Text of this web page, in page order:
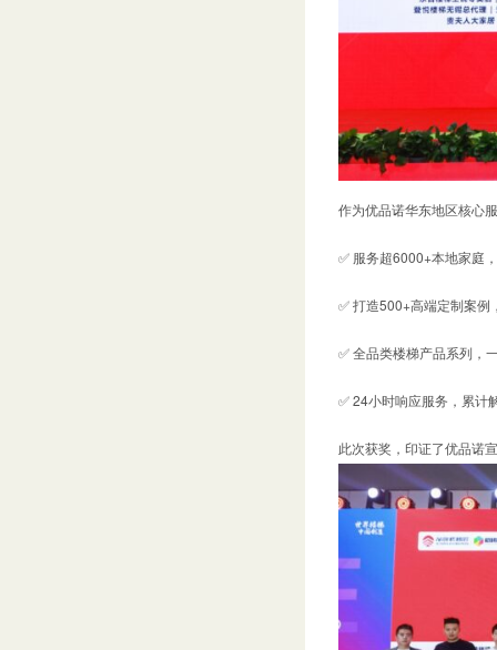
作为优品诺华东地区核心
✅ 服务超6000+本地家庭
✅ 打造500+高端定制案
✅ 全品类楼梯产品系列，
✅ 24小时响应服务，累计
此次获奖，印证了优品诺